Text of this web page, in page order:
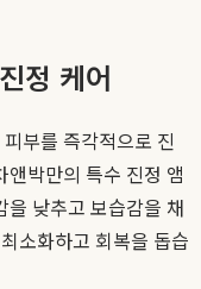
정 케어
부를 즉각적으로 진
박만의 특수 진정 앰
을 낮추고 보습감을 채
소화하고 회복을 돕습